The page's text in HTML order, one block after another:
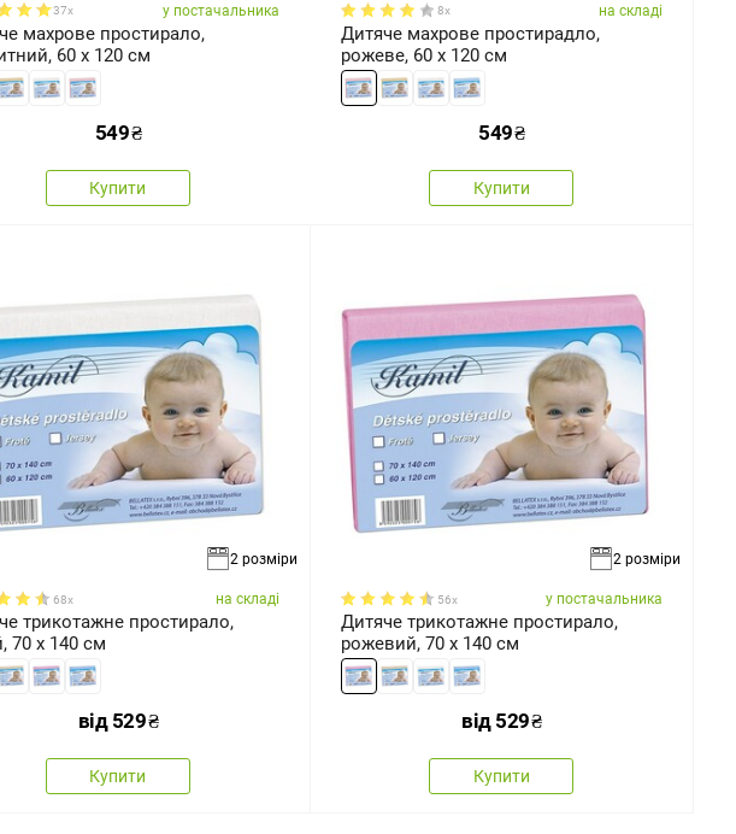
37x у постачальника
махрове простирало,
60 x 120 см
549₴
Купити
8x на складі
Дитяче махрове простирадло,
рожеве, 60 x 120 см
549₴
Купити
2 розміри
68x на складі
трикотажне простирало,
70 x 140 см
від529₴
Купити
2 розміри
56x у постачальника
Дитяче трикотажне простирало,
рожевий, 70 x 140 см
від529₴
Купити